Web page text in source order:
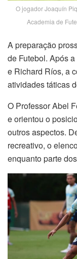
O jogador Joaquín
Academia de
A preparação
de Futebol. Após
e Richard Ríos, a
atividades táticas
O Professor Abel
e orientou o
outros aspectos.
recreativo, o
enquanto parte